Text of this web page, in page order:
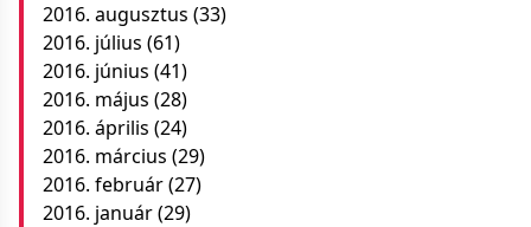
2016. augusztus (33)
2016. július (61)
2016. június (41)
2016. május (28)
2016. április (24)
2016. március (29)
2016. február(27)
2016. január(29)